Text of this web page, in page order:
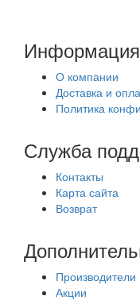
Информация
О компании
Доставка и
Политика
Служба
Контакты
Карта сайта
Возврат
Производители
Акции